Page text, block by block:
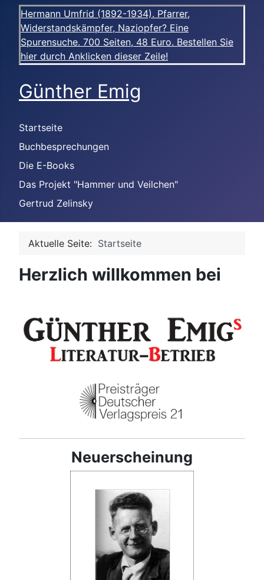
Hermann Umfrid (1892-1934). Pfarrer,
Widerstandskämpfer, Naziopfer? Eine
Spurensuche. 700 Seiten, 48 Euro. Bestellen Sie
hier durch Anklicken dieser Zeile!
Günther Emig
Startseite
Buchbesprechungen
Die E-Books
Das Projekt "Hammer und Veilchen"
Gertrud Zelinsky
Aktuelle Seite: Startseite
Herzlich willkommen bei
Neuerscheinung